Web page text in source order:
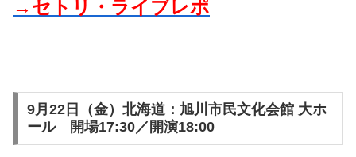
→セトリ・ライブレポ
9月22日（金）北海道：旭川市民文化会館 大ホ
ール 開場17:30／開演18:00